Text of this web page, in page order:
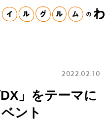
」をテーマに
ント
2022.02.10